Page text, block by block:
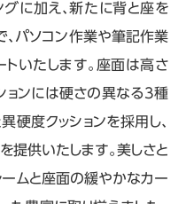
に加え、新たに背と座を
、パソコン作業や筆記作業
いたします。座面は高さ
ョンには硬さの異なる3種
硬度クッションを採用し、
提供いたします。美しさと
ムと座面の緩やかなカー